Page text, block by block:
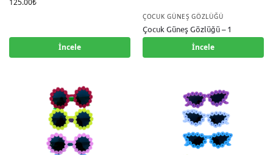
125.00₺
İncele
ÇOCUK GÜNEŞ GÖZLÜĞÜ
Çocuk Güneş Gözlüğü – 1
İncele